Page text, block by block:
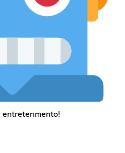
entreterimento!